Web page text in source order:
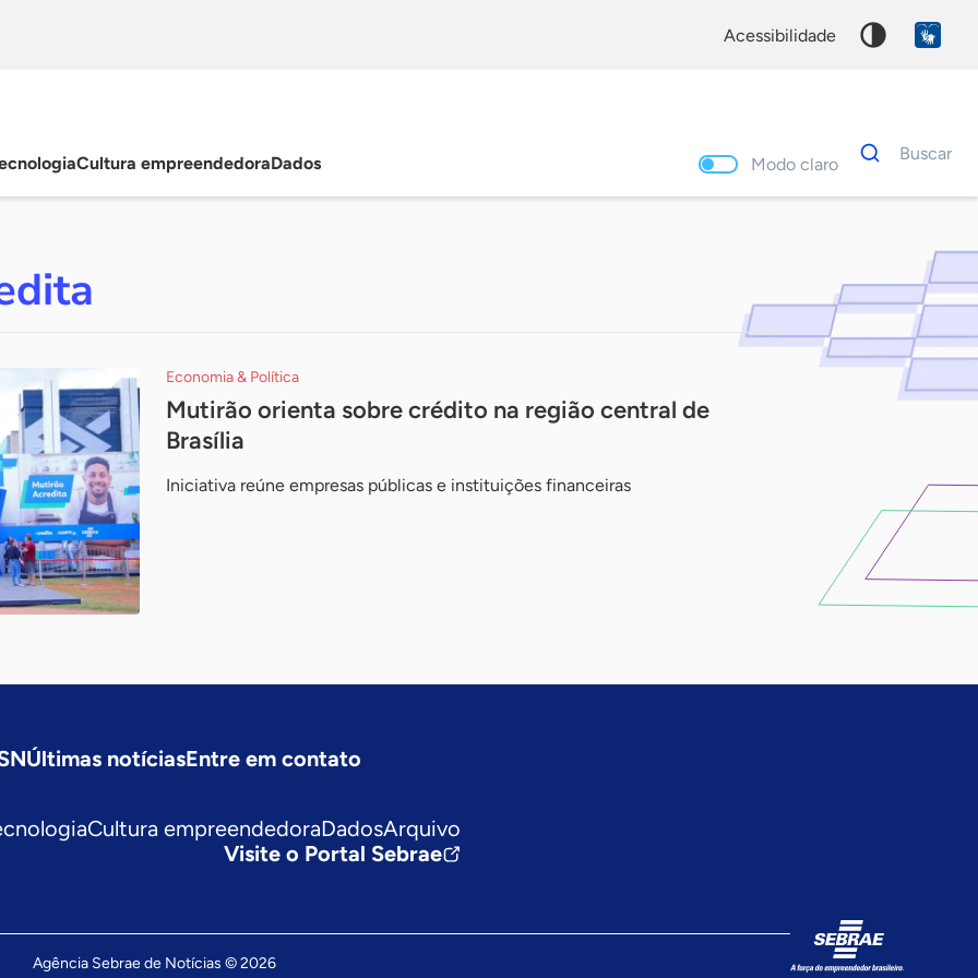
acessibilidade
Cultura empreendedoraDados Modo claro
Dados
para
Buscar
Economia & Política
Mutirão orienta sobre crédito na região central de
Brasília
Iniciativa reúne empresas públicas e instituições financeiras
Últimas notíciasEntre em contato
Cultura empreendedoraDadosArquivo
Visite o Portal Sebrae
Agência Sebrae de Notícias © 2026